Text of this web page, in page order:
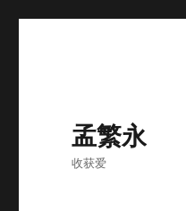
孟繁永
收获爱